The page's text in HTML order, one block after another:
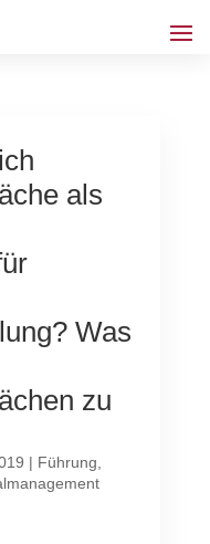
als
Was
zu
| Führung